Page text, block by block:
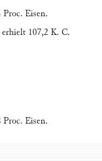
Proc. Eisen.
erhielt 107,2 K. C.
Eisen.